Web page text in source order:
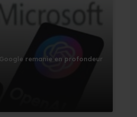
remanie en profondeur